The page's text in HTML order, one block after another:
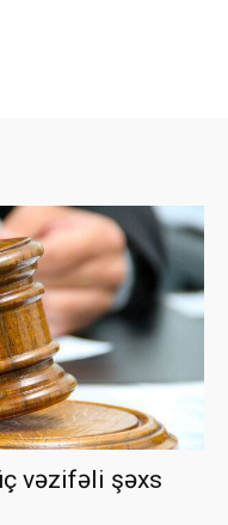
vəzifəli şəxs